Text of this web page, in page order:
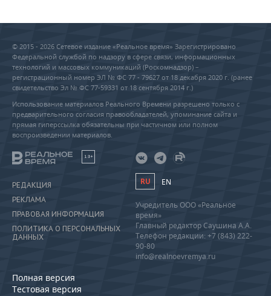
© 2015 - 2026 Сетевое издание «Реальное время» Зарегистрировано
Федеральной службой по надзору в сфере связи, информационных
технологий и массовых коммуникаций (Роскомнадзор) –
регистрационный номер ЭЛ № ФС 77 - 79627 от 18 декабря 2020 г. (ранее
свидетельство Эл № ФС 77-59331 от 18 сентября 2014 г.)
Использование материалов Реального Времени разрешено только с
предварительного согласия правообладателей, упоминание сайта и
прямая гиперссылка обязательны при частичном или полном
воспроизведении материалов.
18+
РЕДАКЦИЯ
РЕКЛАМА
ПРАВОВАЯ ИНФОРМАЦИЯ
ПОЛИТИКА О ПЕРСОНАЛЬНЫХ
ДАННЫХ
Полная версия
Тестовая версия
RU EN
Учредитель ООО «Реальное
время»
Главный редактор Саушина А.А.
Телефон редакции: +7 (843) 222-
90-80
info@realnoevremya.ru